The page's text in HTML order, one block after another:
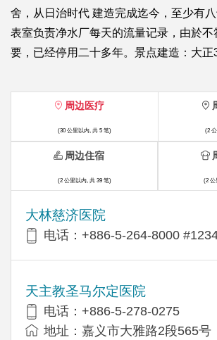
舍，从日治时代 建造完成迄今，至少有
表室负责净水厂每天的流量记录，由於不
要，已经停用二十多年。景点建造：大
周边医疗
(30 公里以内, 共 5 笔)
大林慈济医院
电话：+886-5-264-8000
天主教圣马尔定医院
电话：+886-5-278-0275
地址：嘉义市大雅路2段565号
(2
周边住宿
(2 公里以内, 共 39 笔) (2 公